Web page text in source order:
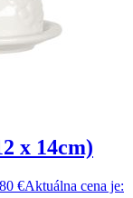
x 14cm)
€Aktuálna cena je: